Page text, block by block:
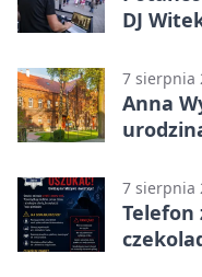
DJ
7 sierpnia
Anna
7 sierpnia
Telefon